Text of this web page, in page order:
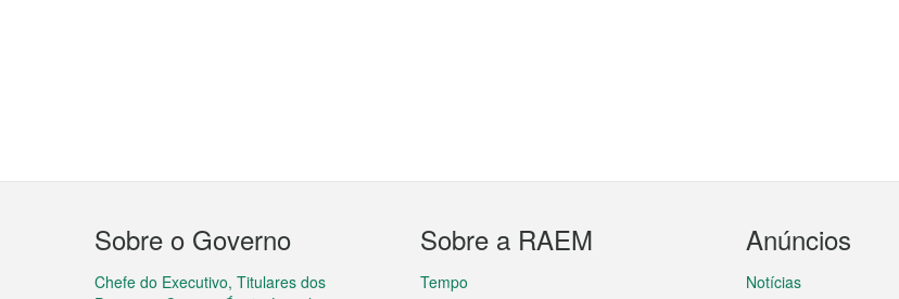
Menu
do
Sobre o Governo
Chefe do Executivo, Titulares dos
Sobre a RAEM
Tempo
Anúncios
Notícias